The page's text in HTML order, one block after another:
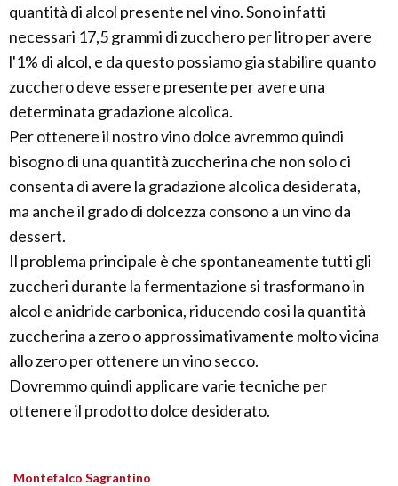
quantità di alcol presente nel vino. Sono infatti
necessari 17,5 grammi di zucchero per litro per avere
l'1% di alcol, e da questo possiamo gia stabilire quanto
zucchero deve essere presente per avere una
determinata gradazione alcolica.
Per ottenere il nostro vino dolce avremmo quindi
bisogno di una quantità zuccherina che non solo ci
consenta di avere la gradazione alcolica desiderata,
ma anche il grado di dolcezza consono a un vino da
dessert.
Il problema principale è che spontaneamente tutti gli
zuccheri durante la fermentazione si trasformano in
alcol e anidride carbonica, riducendo cosi la quantità
zuccherina a zero o approssimativamente molto vicina
allo zero per ottenere un vino secco.
Dovremmo quindi applicare varie tecniche per
ottenere il prodotto dolce desiderato.
Montefalco Sagrantino